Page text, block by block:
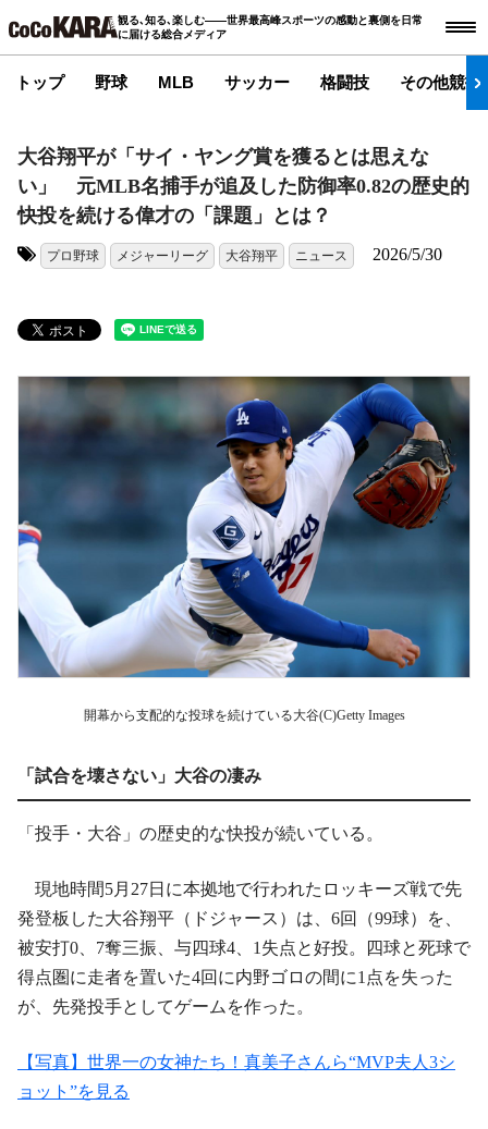
観る､知る､楽しむ――世界最高峰スポーツの感動と裏側を日常
に届ける総合メディア
トップ 野球 MLB サッカー 格闘技 その他競技
大谷翔平が「サイ・ヤング賞を獲るとは思えな
い」 元MLB名捕手が追及した防御率0.82の歴史的
快投を続ける偉才の「課題」とは？
プロ野球 メジャーリーグ 大谷翔平 ニュース 2026/5/30
開幕から支配的な投球を続けている大谷(C)Getty Images
「試合を壊さない」大谷の凄み
「投手・大谷」の歴史的な快投が続いている。
現地時間5月27日に本拠地で行われたロッキーズ戦で先
発登板した大谷翔平（ドジャース）は、6回（99球）を、
被安打0、7奪三振、与四球4、1失点と好投。四球と死球で
得点圏に走者を置いた4回に内野ゴロの間に1点を失った
が、先発投手としてゲームを作った。
【写真】世界一の女神たち！真美子さんら“MVP夫人3シ
ョット”を見る